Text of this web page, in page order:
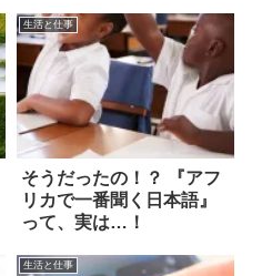
生活と仕事
そうだったの！？ 『アフ
リカで一番聞く日本語』
って、実は…！
生活と仕事